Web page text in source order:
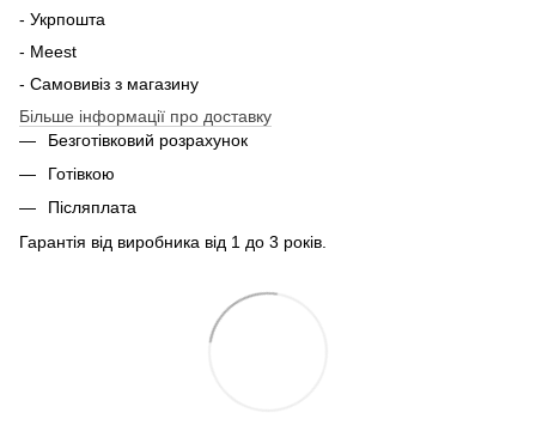
- Укрпошта
- Meest
- Самовивіз з магазину
Більше інформації про доставку
Безготівковий розрахунок
Готівкою
Післяплата
Гарантія від виробника від 1 до 3 років.